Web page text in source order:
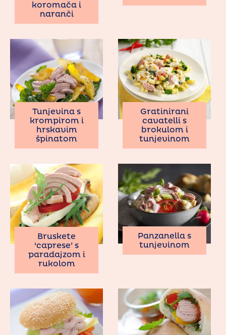
koromača i
naranči
Tunjevina s
krompirom i
hrskavim
špinatom
Gratinirani
cavatelli s
brokulom i
tunjevinom
Bruskete
‘caprese’ s
paradajzom i
rukolom
Panzanella s
tunjevinom